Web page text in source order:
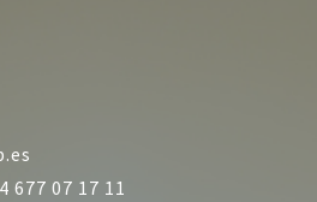
677 07 17 11